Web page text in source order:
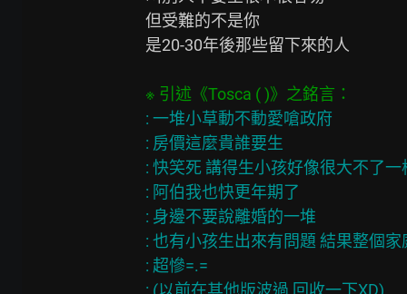
但受難的不是你
是20-30年後那些留下來的人
: 一堆小草動不動愛嗆政府
: 房價這麼貴誰要生
: 快笑死 講得生小孩好像很大不了一
: 阿伯我也快更年期了
: 身邊不要說離婚的一堆
: 也有小孩生出來有問題 結果整個家
: 超慘=.=
: (以前在其他版波過 回收一下XD)